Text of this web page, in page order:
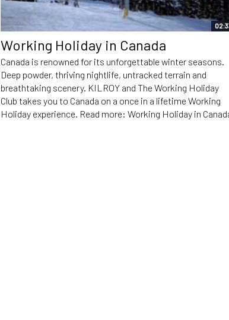
Working Holiday in Canada
Canada is renowned for its unforgettable winter seasons.
Deep powder, thriving nightlife, untracked terrain and
breathtaking scenery. KILROY and The Working Holiday
Club takes you to Canada on a once in a lifetime Working
Holiday experience. Read more: Working Holiday in